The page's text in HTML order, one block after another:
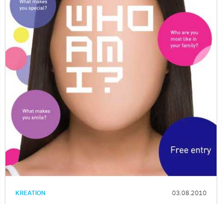
KREATION 03.08.2010